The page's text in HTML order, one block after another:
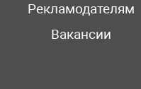
Рекламодателям
Вакансии